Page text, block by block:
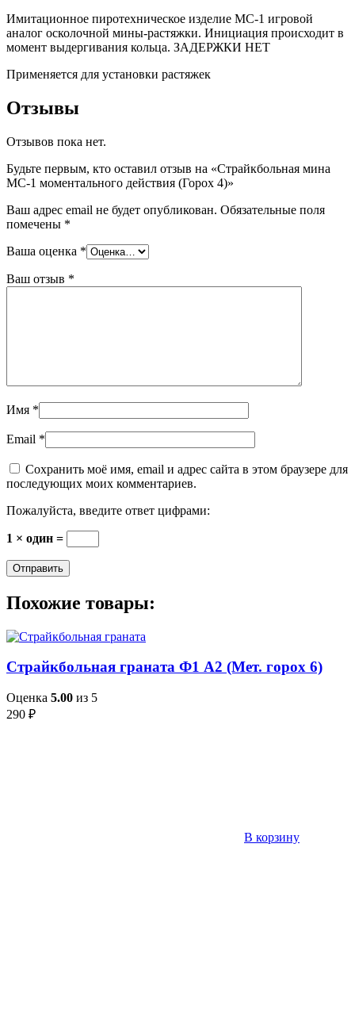
Имитационное пиротехническое изделие МС-1 игровой
аналог осколочной мины-растяжки. Инициация происходит в
момент выдергивания кольца. ЗАДЕРЖКИ НЕТ
Применяется для установки растяжек
Отзывы
Отзывов пока нет.
Будьте первым, кто оставил отзыв на «Страйкбольная мина
МС-1 моментального действия (Горох 4)»
Ваш адрес email не будет опубликован. Обязательные поля
помечены *
Ваша оценка *
Ваш отзыв *
Имя *
Email *
Сохранить моё имя, email и адрес сайта в этом браузере для
последующих моих комментариев.
Пожалуйста, введите ответ цифрами:
1 × один =
Похожие товары:
Страйкбольная граната Ф1 А2 (Мет. горох 6)
Оценка 5.00 из 5
290 ₽
В корзину